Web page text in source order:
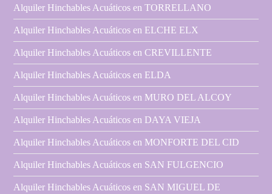
Alquiler Hinchables Acuáticos en TORRELLANO
Alquiler Hinchables Acuáticos en ELCHE ELX
Alquiler Hinchables Acuáticos en CREVILLENTE
Alquiler Hinchables Acuáticos en ELDA
Alquiler Hinchables Acuáticos en MURO DEL ALCOY
Alquiler Hinchables Acuáticos en DAYA VIEJA
Alquiler Hinchables Acuáticos en MONFORTE DEL CID
Alquiler Hinchables Acuáticos en SAN FULGENCIO
Alquiler Hinchables Acuáticos en SAN MIGUEL DE